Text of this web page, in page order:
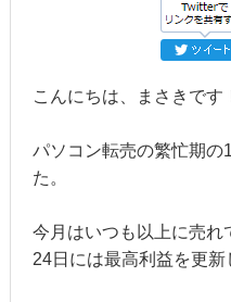
こんにちは、まさきです
パソコン転売の繁忙期の
た。
今月はいつも以上に売れ
24日には最高利益を更新